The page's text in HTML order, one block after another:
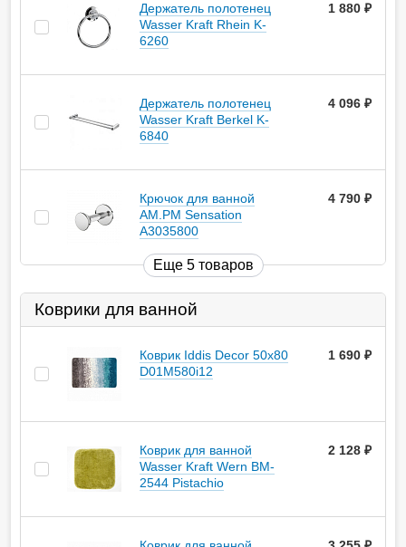
Держатель полотенец
Wasser Kraft Rhein K-
6260
1 880
Держатель полотенец
Wasser Kraft Berkel K-
6840
4 096
Крючок для ванной
AM.PM Sensation
A3035800
4 790
Еще 5 товаров
Коврики для ванной
Коврик Iddis Decor 50х80
D01M580i12
1 690
Коврик для ванной
Wasser Kraft Wern BM-
2544 Pistachio
2 128